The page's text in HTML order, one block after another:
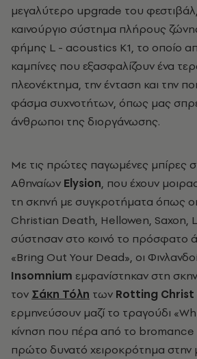
μεγαλύτερο upgrade του
καινούργιο σύστημα πλήρους
φήμης L - acoustics K1, το οποίο
καμπίνες που εξασφαλίζουν ένα
πλεονέκτημα, την ένταση και την
φάσμα συχνοτήτων, όπως μας
άνθρωποι της διοργάνωσης.
Με τις πρώτες παγωμένες μπίρες
Αθηναίων Elysion, που έχουν
τη σκηνή με συγκροτήματα όπως
Christian Death, Hellowen, Saxon,
σύστησαν στο κοινό το πρόσφατο
«Bring Out Your Dead», οι
Insomnium εμφανίστηκαν στη
τον Σάκη Τόλη των Rotting Christ
ερμηνεύσουν μαζί το τραγούδι «
κίνηση που πέρα από το bromance
πρώτο δυνατό χειροκρότημα στην